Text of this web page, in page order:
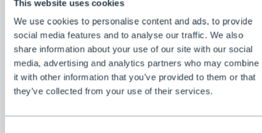
This website uses cookies
We use cookies to personalise content and ads, to provide
social media features and to analyse our traffic. We also
share information about your use of our site with our social
media, advertising and analytics partners who may combine
it with other information that you’ve provided to them or that
they’ve collected from your use of their services.
De Henchman Gereedschapstas is ontworpen om
gemakkelijk op het bovenste platform van elke
driepootladder te worden geplaatst. Vervoer gereedschap
eenvoudig en veilig op en neer uw ladder. Compatibel met
al onze driepootladders met platform, inclusief de originele
Henchman-driepootladders.
Veilige bevestiging